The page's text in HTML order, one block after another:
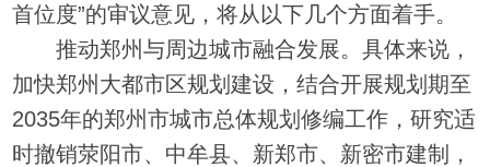
首位度”的审议意见，将从以下几个方面着手。
推动郑州与周边城市融合发展。具体来说，
加快郑州大都市区规划建设，结合开展规划期至
2035年的郑州市城市总体规划修编工作，研究适
时撤销荥阳市、中牟县、新郑市、新密市建制，